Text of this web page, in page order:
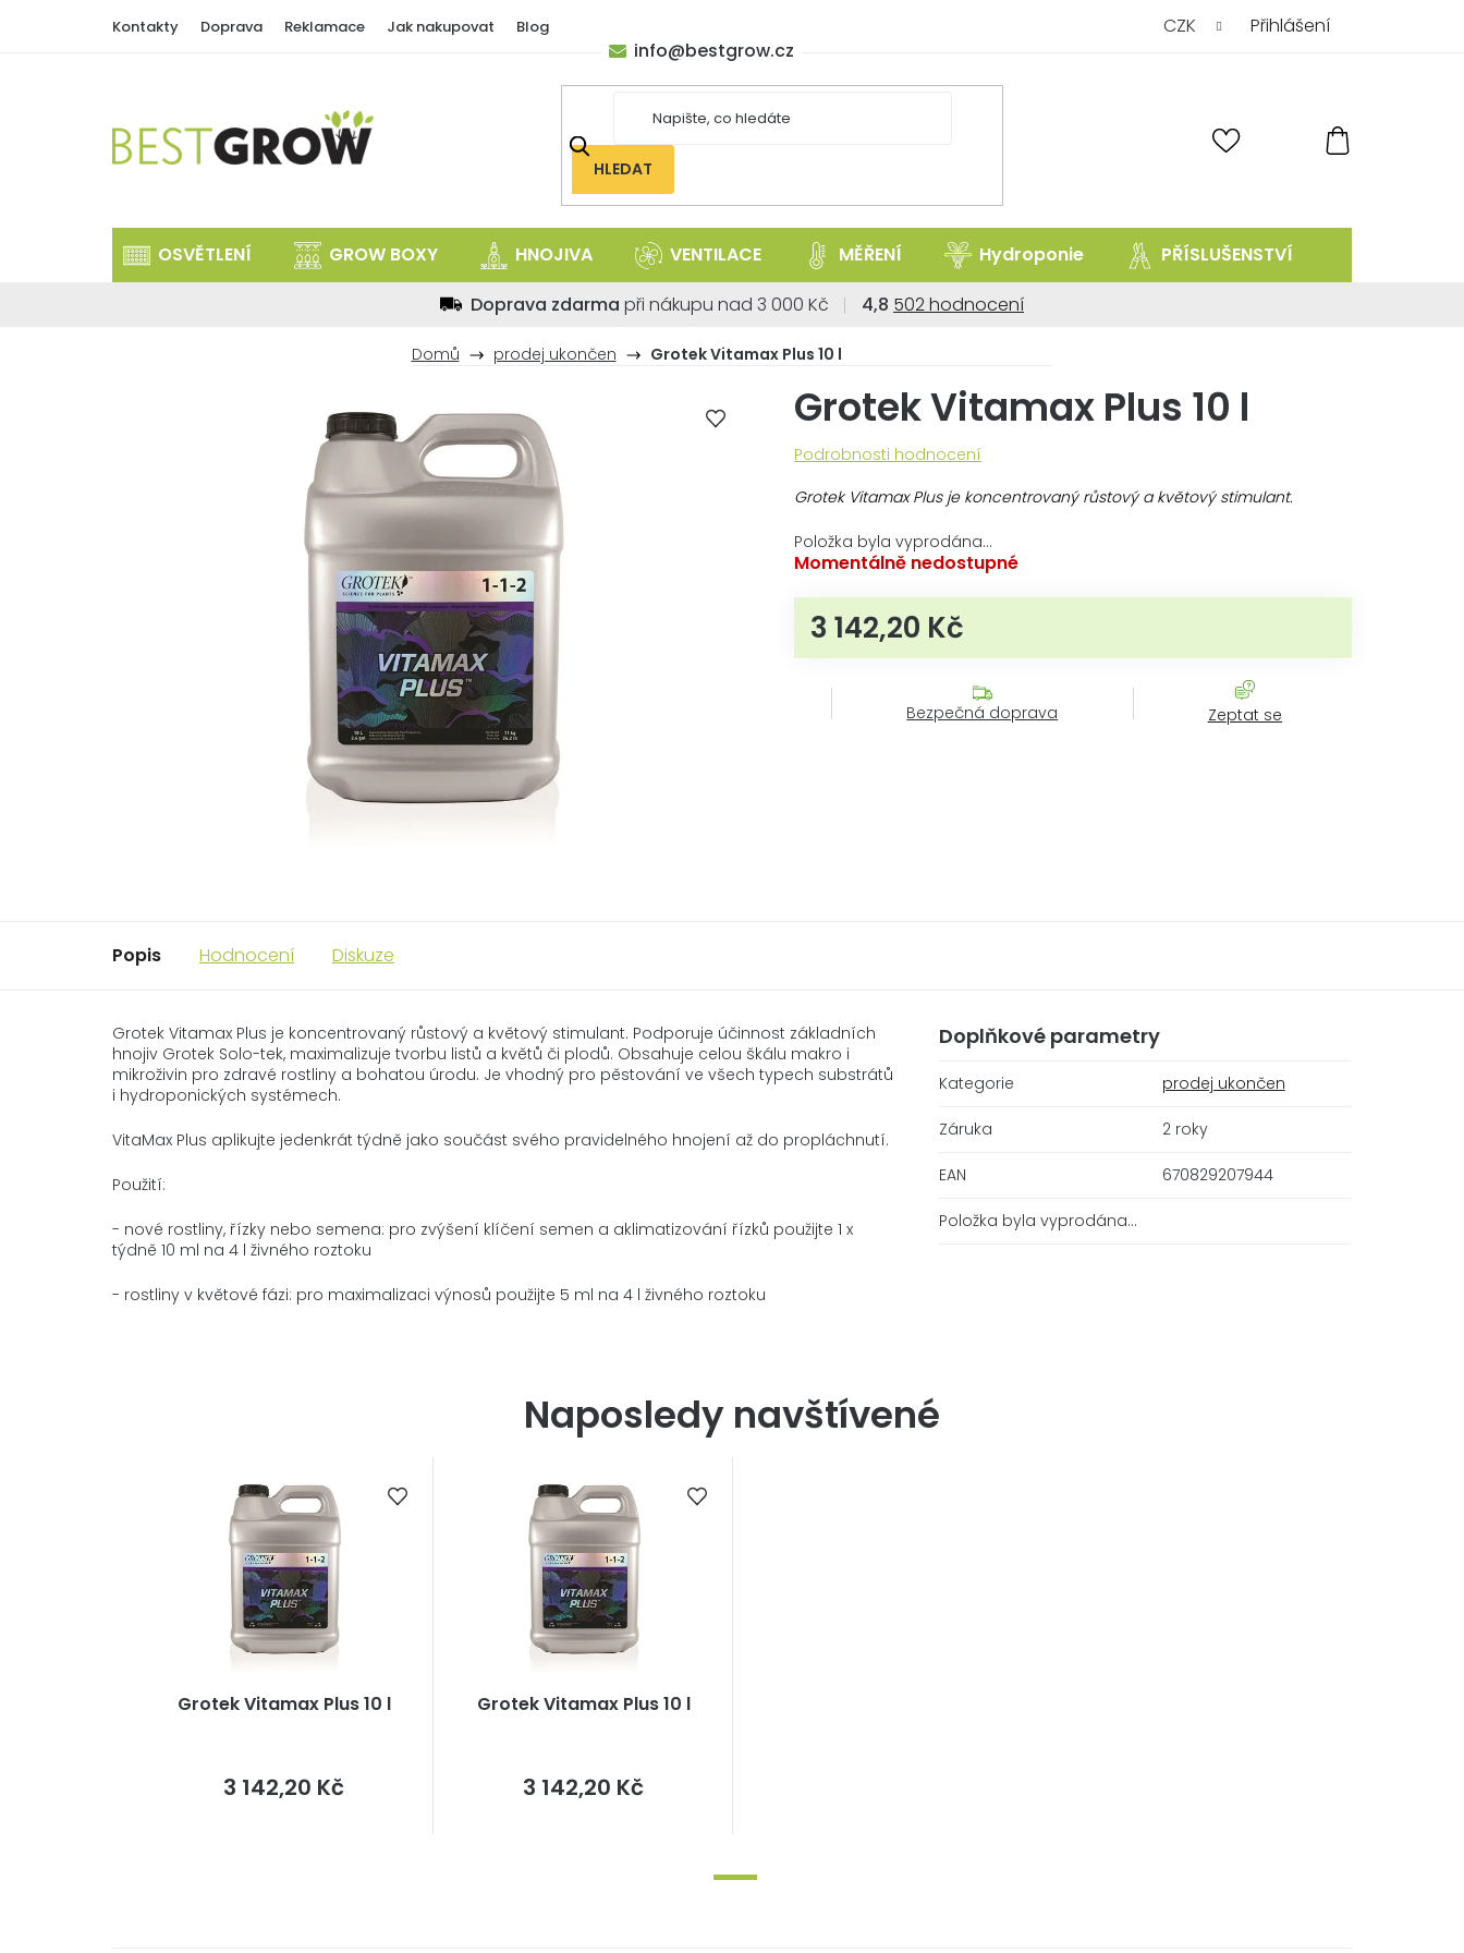
Kontakty Doprava Reklamace Jak nakupovat Blog CZK Přihlášení
HLEDAT
KOŠÍK
info@bestgrow.cz
OSVĚTLENÍ GROW BOXY HNOJIVA VENTILACE MĚŘENÍ Hydroponie PŘÍSLUŠENSTVÍ
Doprava zdarma při nákupu nad 3 000 Kč 4,8 Průměrné
4,8
z
5
502 hodnocení
Domů prodej ukončen Grotek Vitamax Plus 10 l
Grotek Vitamax Plus 10 l
Průměrné
produktu
0,0
z
hvězdiček.
Podrobnosti hodnocení
Grotek Vitamax Plus je koncentrovaný růstový a květový stimulant.
Položka byla vyprodána…
Momentálně nedostupné
3 142,20 KčMěrná cena:
Bezpečná doprava Zeptat se
Popis Hodnocení Diskuze
Grotek Vitamax Plus je koncentrovaný růstový a květový stimulant. Podporuje účinnost základních
hnojiv Grotek Solo-tek, maximalizuje tvorbu listů a květů či plodů. Obsahuje celou škálu makro i
mikroživin pro zdravé rostliny a bohatou úrodu. Je vhodný pro pěstování ve všech typech substrátů
i hydroponických systémech.
VitaMax Plus aplikujte jedenkrát týdně jako součást svého pravidelného hnojení až do propláchnutí.
Použití:
- nové rostliny, řízky nebo semena: pro zvýšení klíčení semen a aklimatizování řízků použijte 1 x
týdně 10 ml na 4 l živného roztoku
- rostliny v květové fázi: pro maximalizaci výnosů použijte 5 ml na 4 l živného roztoku
Doplňkové parametry
Kategorie prodej ukončen
Záruka 2 roky
EAN 670829207944
Položka byla vyprodána…
Naposledy navštívené
Grotek Vitamax Plus 10 l
3 142,20 Kčcena:
Grotek Vitamax Plus 10 l
3 142,20 Kčcena: